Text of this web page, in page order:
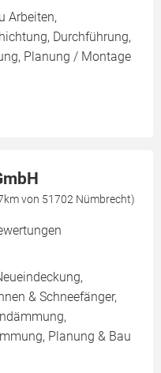
Arbeiten,
Durchführung,
Planung / Montage
von 51702 Nümbrecht)
& Schneefänger,
Planung & Bau